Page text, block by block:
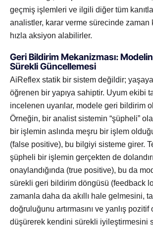
geçmiş işlemleri ve ilgili diğer tüm
analistler, karar verme sürecinde zaman
hızla aksiyon alabilirler.
Geri Bildirim Mekanizması:
Sürekli Güncellemesi
AiReflex statik bir sistem değildir;
öğrenen bir yapıya sahiptir. Uyum ekibi
incelenen uyarılar, modele geri bildirim
Örneğin, bir analist sistemin “şüpheli”
bir işlemin aslında meşru bir işlem
(false positive), bu bilgiyi sisteme girer.
şüpheli bir işlemin gerçekten de
onaylandığında (true positive), bu da
sürekli geri bildirim döngüsü (feedback
zamanla daha da akıllı hale gelmesini,
doğruluğunu artırmasını ve yanlış pozitif
düşürerek kendini sürekli iyileştirmesini